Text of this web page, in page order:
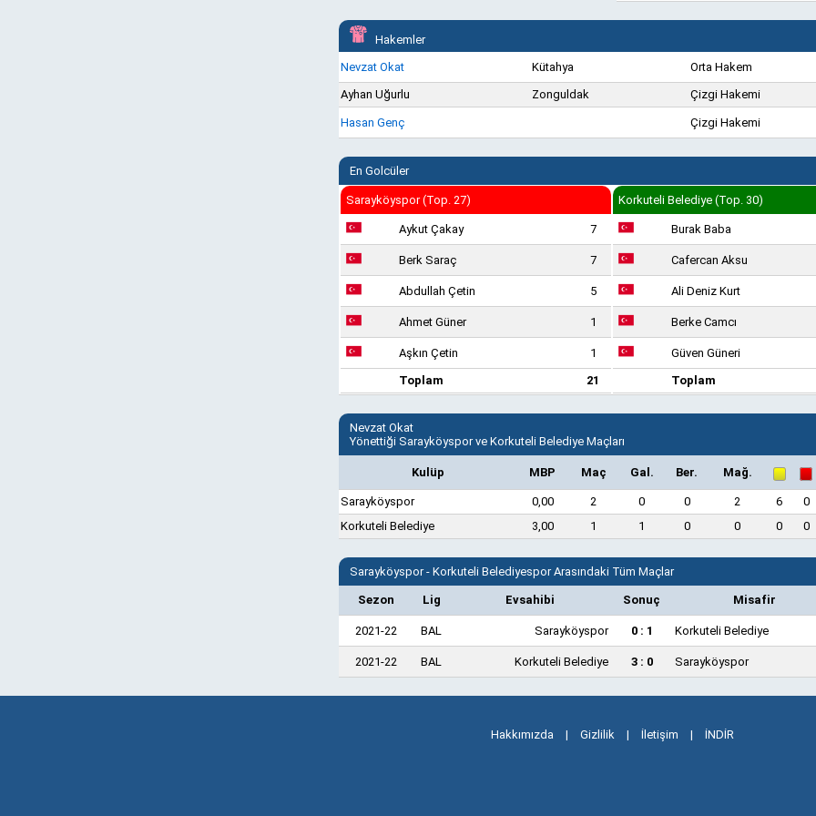
Hakemler
Nevzat Okat
Kütahya
Orta Hakem
Ayhan Uğurlu
Zonguldak Çizgi Hakemi
Hasan Genç Çizgi Hakemi
En Golcüler
Sarayköyspor (Top. 27)
Aykut Çakay 7
Berk Saraç 7
Abdullah Çetin 5
Ahmet Güner 1
Aşkın Çetin
1
Toplam
21
Korkuteli Belediye (Top. 30)
Burak Baba
Cafercan Aksu
Ali Deniz Kurt
Berke Camcı
Güven Güneri
Toplam
Nevzat Okat
Yönettiği Sarayköyspor ve Korkuteli Belediye Maçları
Kulüp MBP Maç Gal. Ber. Mağ.
Sarayköyspor 0,00 2 0 0 2 6 0
Korkuteli Belediye
3,00 1 1 0 0 0 0
Sarayköyspor - Korkuteli Belediyespor Arasındaki Tüm Maçlar
Sezon Lig Evsahibi Sonuç Misafir
2021-22 BAL Sarayköyspor 0 : 1 Korkuteli Belediye
2021-22 BAL Korkuteli Belediye 3 : 0 Sarayköyspor
Hakkımızda | Gizlilik | İletişim | İNDİR